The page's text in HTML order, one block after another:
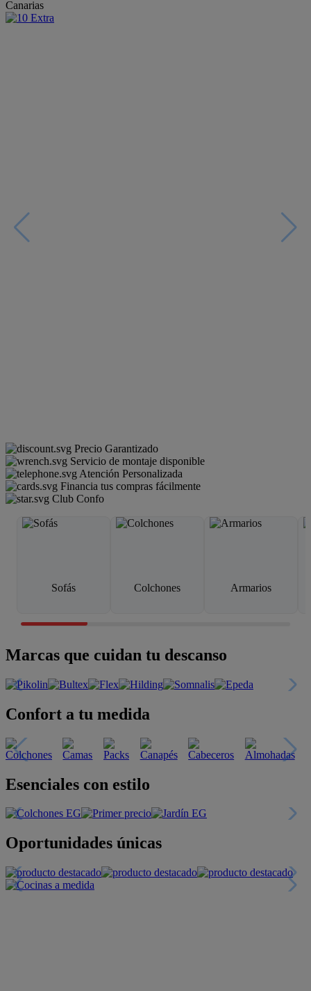
Canarias
Precio Garantizado
Servicio de montaje disponible
Atención Personalizada
Financia tus compras fácilmente
Club Confo
Sofás Colchones Armarios
Marcas que cuidan tu descanso
Confort a tu medida
Esenciales con estilo
Oportunidades únicas